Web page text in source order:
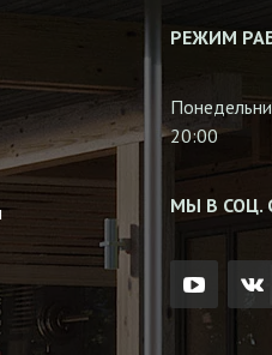
РЕЖИМ
20:00
МЫ В СОЦ.